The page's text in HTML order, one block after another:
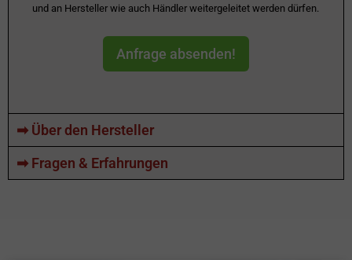
und an Hersteller wie auch Händler weitergeleitet werden dürfen.
Anfrage absenden!
➡ Über den Hersteller
➡ Fragen & Erfahrungen